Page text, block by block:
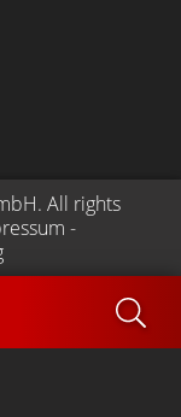
. All rights
-